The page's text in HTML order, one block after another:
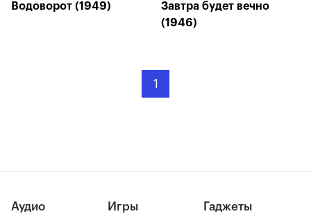
Водоворот (1949)
Завтра будет вечно
(1946)
1
Аудио Игры Гаджеты